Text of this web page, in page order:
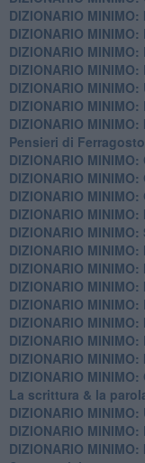
DIZIONARIO
DIZIONARIO
DIZIONARIO MINIMO:
DIZIONARIO MINIMO:
DIZIONARIO
DIZIONARIO
DIZIONARIO
Pensieri di Ferragosto
DIZIONARIO
DIZIONARIO
DIZIONARIO
DIZIONARIO
DIZIONARIO
DIZIONARIO
DIZIONARIO MINIMO:
DIZIONARIO
DIZIONARIO
DIZIONARIO MINIMO:
DIZIONARIO MINIMO:
DIZIONARIO
DIZIONARIO
La scrittura & la
​DIZIONARIO
DIZIONARIO
DIZIONARIO